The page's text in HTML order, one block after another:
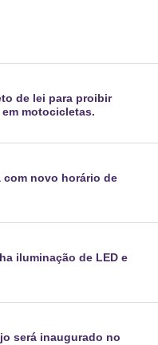
de lei para proibir
motocicletas.
com novo horário de
iluminação de LED e
será inaugurado no